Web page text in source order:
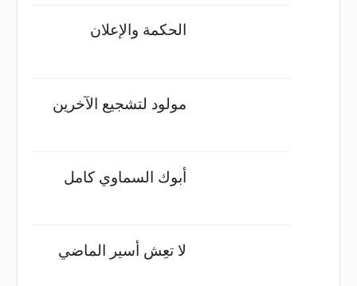
الحكمة والإعلان
مولود لتشجيع الآخرين
أبوك السماوي كامل
لا تعِش أسير الماضي